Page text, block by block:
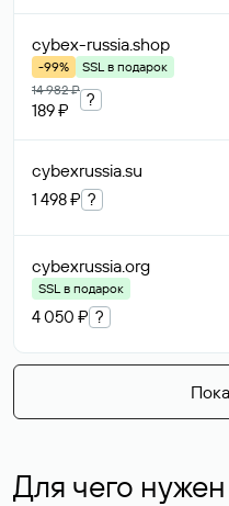
cybex-russia.shop
-99%
SSL в подарок
14 982 ₽
189 ₽
?
cybexrussia.su
1 498 ₽ ?
cybexrussia.org
SSL в подарок
4 050 ₽ ?
Для чего